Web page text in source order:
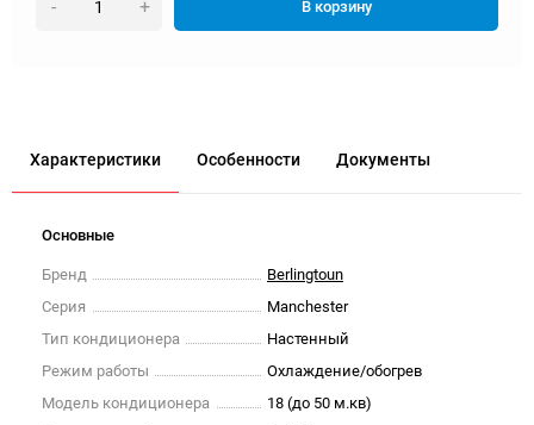
- + В корзину
Характеристики Особенности Документы
Основные
Бренд
Berlingtoun
Серия
Manchester
Тип кондиционера
Настенный
Режим работы
Охлаждение/обогрев
Модель кондиционера
18 (до 50 м.кв)